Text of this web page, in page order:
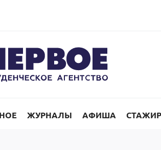
ЖУРНАЛЫ АФИША